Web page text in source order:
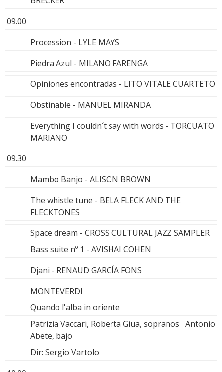
09.00
Procession - LYLE MAYS
Piedra Azul - MILANO FARENGA
Opiniones encontradas - LITO VITALE CUARTETO
Obstinable - MANUEL MIRANDA
Everything I couldn´t say with words - TORCUATO
MARIANO
09.30
Mambo Banjo - ALISON BROWN
The whistle tune - BELA FLECK AND THE
FLECKTONES
Space dream - CROSS CULTURAL JAZZ SAMPLER
Bass suite nº 1 - AVISHAI COHEN
Djani - RENAUD GARCÍA FONS
MONTEVERDI
Quando l'alba in oriente
Patrizia Vaccari, Roberta Giua, sopranos Antonio
Abete, bajo
Dir: Sergio Vartolo